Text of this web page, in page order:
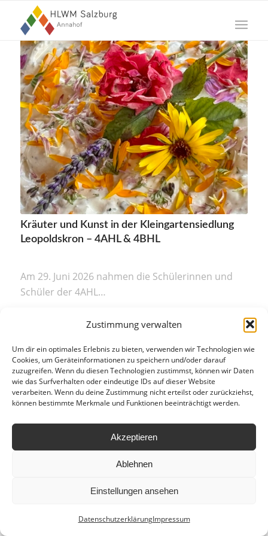
Zustimmung verwalten
Um dir ein optimales Erlebnis zu bieten, verwenden wir Technologien wie
Cookies, um Geräteinformationen zu speichern und/oder darauf
zuzugreifen. Wenn du diesen Technologien zustimmst, können wir Daten
wie das Surfverhalten oder eindeutige IDs auf dieser Website
verarbeiten. Wenn du deine Zustimmung nicht erteilst oder zurückziehst,
können bestimmte Merkmale und Funktionen beeinträchtigt werden.
Akzeptieren
Ablehnen
Einstellungen ansehen
DatenschutzerklärungImpressum
Kräuter und Kunst in der Kleingartensiedlung
Leopoldskron – 4AHL & 4BHL
Am 29. Juni 2026 nahmen die Schülerinnen und
Schüler der 4AHL…
Ⓒ copyright byHLWM Salzburg| 2024